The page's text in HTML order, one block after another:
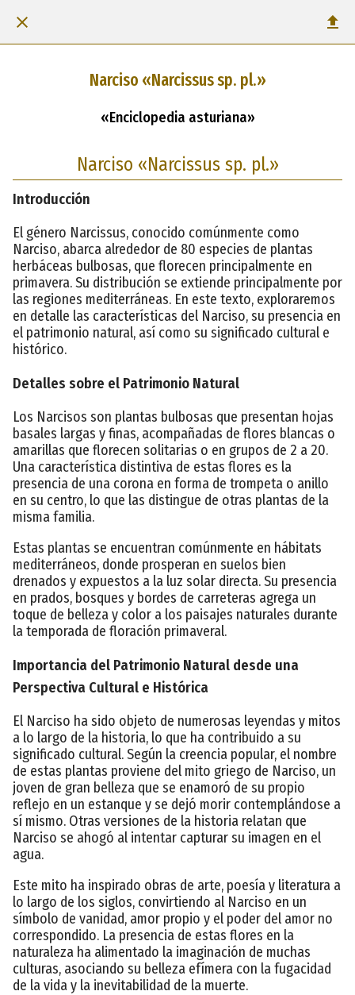
Narciso «Narcissus sp. pl.»
«Enciclopedia asturiana»
Narciso «Narcissus sp. pl.»
Introducción
El género Narcissus, conocido comúnmente como
Narciso, abarca alrededor de 80 especies de plantas
herbáceas bulbosas, que florecen principalmente en
primavera. Su distribución se extiende principalmente por
las regiones mediterráneas. En este texto, exploraremos
en detalle las características del Narciso, su presencia en
el patrimonio natural, así como su significado cultural e
histórico.
Detalles sobre el Patrimonio Natural
Los Narcisos son plantas bulbosas que presentan hojas
basales largas y finas, acompañadas de flores blancas o
amarillas que florecen solitarias o en grupos de 2 a 20.
Una característica distintiva de estas flores es la
presencia de una corona en forma de trompeta o anillo
en su centro, lo que las distingue de otras plantas de la
misma familia.
Estas plantas se encuentran comúnmente en hábitats
mediterráneos, donde prosperan en suelos bien
drenados y expuestos a la luz solar directa. Su presencia
en prados, bosques y bordes de carreteras agrega un
toque de belleza y color a los paisajes naturales durante
la temporada de floración primaveral.
Importancia del Patrimonio Natural desde una
Perspectiva Cultural e Histórica
El Narciso ha sido objeto de numerosas leyendas y mitos
a lo largo de la historia, lo que ha contribuido a su
significado cultural. Según la creencia popular, el nombre
de estas plantas proviene del mito griego de Narciso, un
joven de gran belleza que se enamoró de su propio
reflejo en un estanque y se dejó morir contemplándose a
sí mismo. Otras versiones de la historia relatan que
Narciso se ahogó al intentar capturar su imagen en el
agua.
Este mito ha inspirado obras de arte, poesía y literatura a
lo largo de los siglos, convirtiendo al Narciso en un
símbolo de vanidad, amor propio y el poder del amor no
correspondido. La presencia de estas flores en la
naturaleza ha alimentado la imaginación de muchas
culturas, asociando su belleza efímera con la fugacidad
de la vida y la inevitabilidad de la muerte.